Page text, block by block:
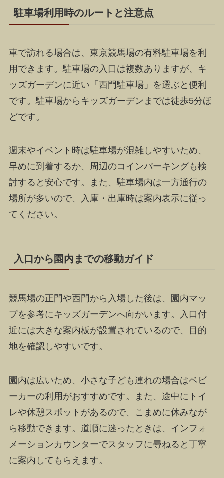
駐車場利用時のルートと注意点
車で訪れる場合は、東京競馬場の有料駐車場を利
用できます。駐車場の入口は複数ありますが、キ
ッズガーデンに近い「西門駐車場」を選ぶと便利
です。駐車場からキッズガーデンまでは徒歩5分ほ
どです。
週末やイベント時は駐車場が混雑しやすいため、
早めに到着するか、周辺のコインパーキングも検
討すると安心です。また、駐車場内は一方通行の
場所が多いので、入庫・出庫時は案内表示に従っ
てください。
入口から園内までの移動ガイド
競馬場の正門や西門から入場した後は、園内マッ
プを参考にキッズガーデンへ向かいます。入口付
近には大きな案内板が設置されているので、目的
地を確認しやすいです。
園内は広いため、小さな子ども連れの場合はベビ
ーカーの利用がおすすめです。また、途中にトイ
レや休憩スポットがあるので、こまめに休みなが
ら移動できます。道順に迷ったときは、インフォ
メーションカウンターでスタッフに尋ねると丁寧
に案内してもらえます。